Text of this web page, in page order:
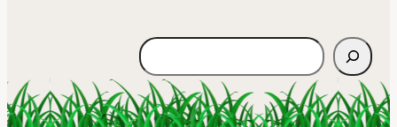
Rechercher